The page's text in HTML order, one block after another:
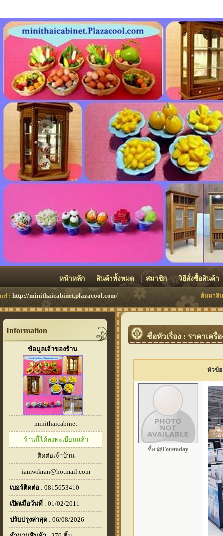
หน้าหลัก สินค้าทั้งหมด สมาชิก วิธีสั่งซื้อสินค้า
url : http://minithaicabinet.plazacool.com/ ค้นหาสิ
Information
ข้อมูลเจ้าของร้าน
minithaicabinet
- ร้านนี้ได้ลงทะเบียนแล้ว -
ติดต่อเจ้าบ้าน
iamwikran@hotmail.com
เบอร์ติดต่อ : 0815653410
เปิดเมื่อวันที่ : 01/02/2011
ปรับปรุงล่าสุด : 06/08/2026
ชื่อหัวเรื่อง : ราคาเค
หัวข้
ชื่อ:@Foretoday